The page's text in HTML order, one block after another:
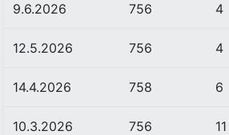
9.6.2026 756 4
12.5.2026 756 4
14.4.2026 758 6
10.3.2026 756 11